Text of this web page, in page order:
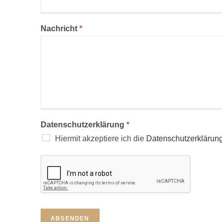
Nachricht *
Datenschutzerklärung *
Hiermit akzeptiere ich die
ABSENDEN